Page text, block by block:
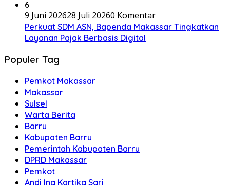
6
9 Juni 202628 Juli 20260 Komentar
Perkuat SDM ASN, Bapenda Makassar Tingkatkan
Layanan Pajak Berbasis Digital
Populer Tag
Pemkot Makassar
Makassar
Sulsel
Warta Berita
Barru
Kabupaten Barru
Pemerintah Kabupaten Barru
DPRD Makassar
Pemkot
Andi Ina Kartika Sari